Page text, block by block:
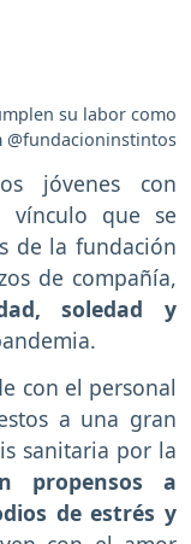
su labor como
@fundacioninstintos
jóvenes con
vínculo que se
de la fundación
de compañía,
soledad y
con el personal
a una gran
sanitaria por la
propensos a
de estrés y